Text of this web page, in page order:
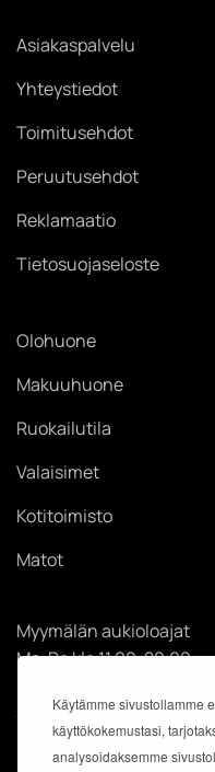
Käytämme sivustollamme
käyttökokemustasi,
analysoidaksemme
Asiakaspalvelu
Yhteystiedot
Toimitusehdot
Peruutusehdot
Reklamaatio
Tietosuojaseloste
Olohuone
Makuuhuone
Ruokailutila
Valaisimet
Kotitoimisto
Matot
Myymälän aukioloajat
Ma-Pe klo 11.00-20.00
Su klo 12.00-18.00
Käyntiosoite: